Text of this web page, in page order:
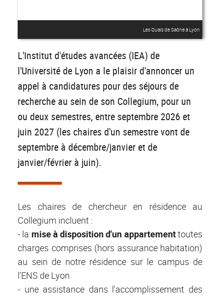
Les Quais de Saône à Lyon
L'Institut d'études avancées (IEA) de
l'Université de Lyon a le plaisir d'annoncer un
appel à candidatures pour des séjours de
recherche au sein de son Collegium, pour un
ou deux semestres, entre septembre 2026 et
juin 2027 (les chaires d'un semestre vont de
septembre à décembre/janvier et de
janvier/février à juin).
Les chaires de chercheur en résidence au
Collegium incluent :
- la mise à disposition d'un appartementtoutes
charges comprises (hors assurance habitation)
au sein de notre résidence sur le campus de
l'ENS de Lyon
- une assistance dans l'accomplissement des